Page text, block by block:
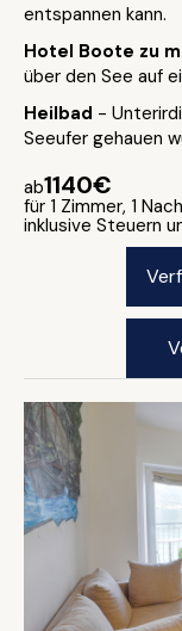
entspannen kann.
Hotel Boote zu
über den See auf
Heilbad -
Seeufer gehauen
ab1140€
für 1 Zimmer, 1
inklusive Steuern